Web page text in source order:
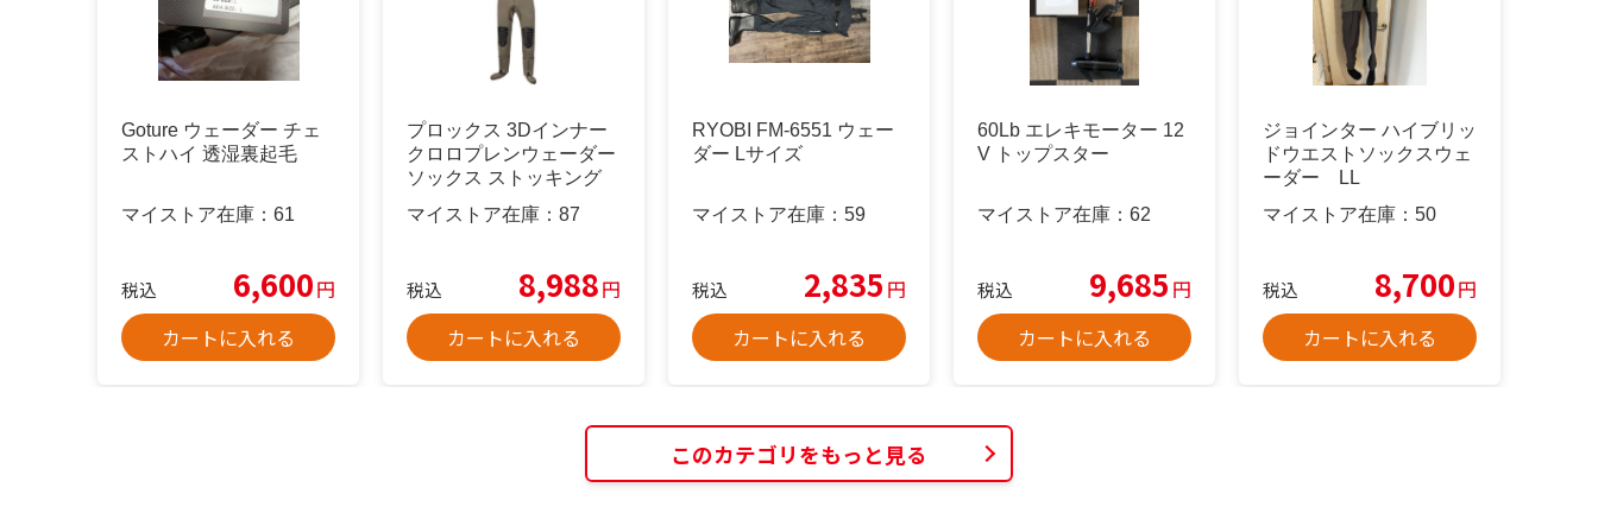
Goture ウェーダー チェ
ストハイ 透湿裏起毛
マイストア在庫： 61
税込 6,600円
カートに入れる
プロックス 3Dインナー
クロロプレンウェーダー
ソックス ストッキング
マイストア在庫： 87
税込 8,988円
カートに入れる
RYOBI FM-6551 ウェー
ダー Lサイズ
マイストア在庫： 59
税込 2,835 円
カートに入れる
60Lb エレキモーター 12
V トップスター
マイストア在庫： 62
税込 9,685 円
カートに入れる
ジョインター ハイブリッ
ドウエストソックスウェ
ーダー LL
マイストア在庫： 50
税込 8,700円
カートに入れる
このカテゴリをもっと見る